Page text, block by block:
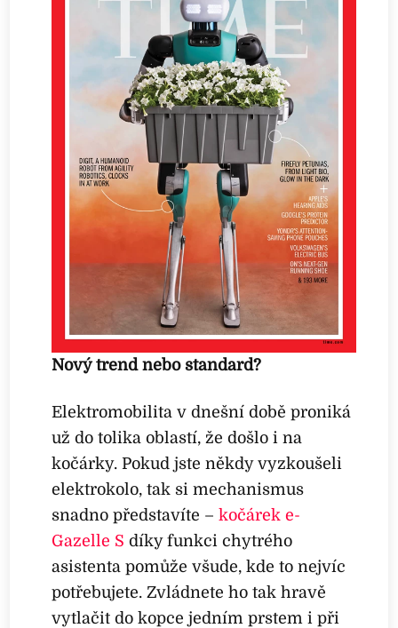
Nový trend nebo standard?
Elektromobilita v dnešní době proniká
už do tolika oblastí, že došlo i na
kočárky. Pokud jste někdy vyzkoušeli
elektrokolo, tak si mechanismus
snadno představíte –kočárek e-
Gazelle Sdíky funkci chytrého
asistenta pomůže všude, kde to nejvíc
potřebujete. Zvládnete ho tak hravě
vytlačit do kopce jedním prstem i při